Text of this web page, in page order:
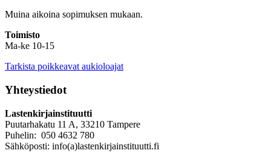
Muina aikoina sopimuksen mukaan.
Toimisto
Ma-ke 10-15
Tarkista poikkeavat aukioloajat
Yhteystiedot
Lastenkirjainstituutti
Puutarhakatu 11 A, 33210 Tampere
Puhelin: 050 4632 780
Sähköposti: info(a)lastenkirjainstituutti.fi